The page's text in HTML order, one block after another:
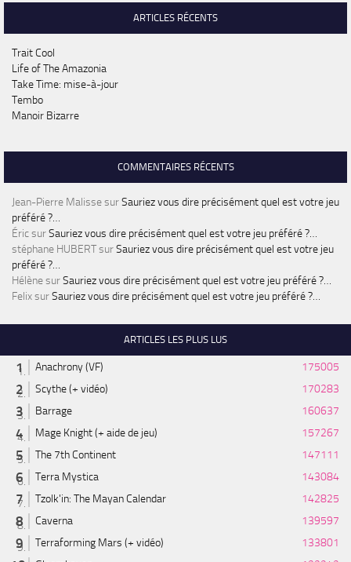
ARTICLES RÉCENTS
Trait Cool
Life of The Amazonia
Take Time: mise-à-jour
Tembo
Manoir Bizarre
COMMENTAIRES RÉCENTS
Jean-Pierre MalissesurSauriez vous dire précisément quel est votre jeu
préféré ?…
ÉricsurSauriez vous dire précisément quel est votre jeu préféré ?…
stéphane HUBERTsurSauriez vous dire précisément quel est votre jeu
préféré ?…
HélènesurSauriez vous dire précisément quel est votre jeu préféré ?…
FelixsurSauriez vous dire précisément quel est votre jeu préféré ?…
ARTICLES LES PLUS LUS
Anachrony (VF)
175005
Scythe (+ vidéo)
170283
Barrage
160637
Mage Knight (+ aide de jeu)
157267
The 7th Continent
147111
Terra Mystica
143084
Tzolk'in: The Mayan Calendar
142825
Caverna
139597
Terraforming Mars (+ vidéo)
133801